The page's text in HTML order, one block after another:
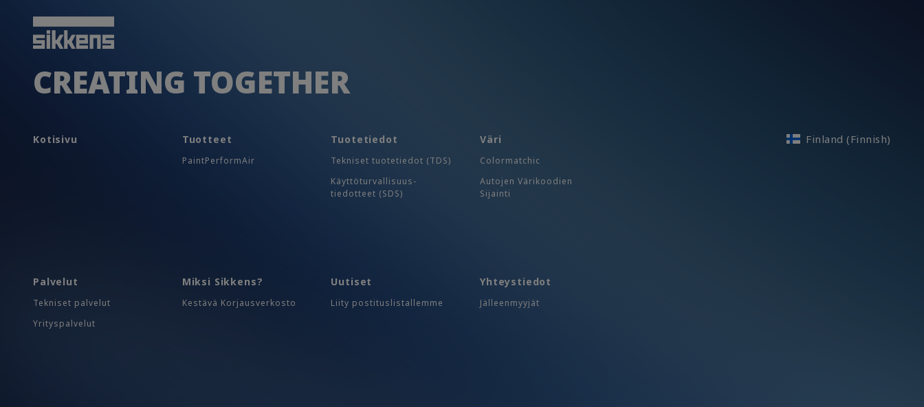
CREATING TOGETHER
Kotisivu Tuotteet
PaintPerformAir
Tuotetiedot
Tekniset tuotetiedot (TDS)
Käyttöturvallisuus-​
tiedotteet (SDS)
Väri
Colormatchic
Autojen Värikoodien
Sijainti
Palvelut
Tekniset palvelut
Yrityspalvelut
Miksi Sikkens?
Kestävä Korjausverkosto
Uutiset
Liity postituslistallemme
Yhteystiedot
Jälleenmyyjät
Finland (Finnish)